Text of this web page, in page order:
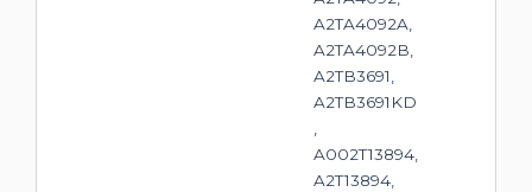
A2TA4092A,
A2TA4092B,
A2TB3691,
A2TB3691KD
,
A002T13894,
A2T13894,